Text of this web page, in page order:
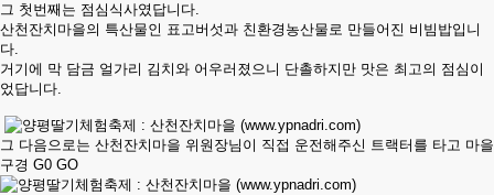
그 첫번째는 점심식사였답니다.
산천잔치마을의 특산물인 표고버섯과 친환경농산물로 만들어진 비빔밥입니
다.
거기에 막 담금 얼가리 김치와 어우러졌으니 단촐하지만 맛은 최고의 점심이
었답니다.
그 다음으로는 산천잔치마을 위원장님이 직접 운전해주신 트랙터를 타고 마을
구경 G0 GO